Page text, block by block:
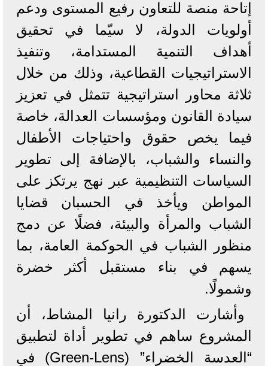
إتاحة منصة للتعاون رفيع المستوى ودعم
أولويات الدولة، لا سيّما في تحقيق
أهداف التنمية المستدامة، وتنفيذ
الاستراتيجيات القطاعية، وذلك من خلال
ثلاثة محاور استراتيجية تتمثل في تعزيز
سيادة القانون ومؤسسات العدالة، خاصة
فيما يخص حقوق واحتياجات الأطفال
والنساء والشباب، بالإضافة إلى تطوير
السياسات التنظيمية عبر نهج يرتكز على
المواطن ويأخذ في الحسبان قضايا
الشباب والمرأة والبيئة، فضلًا عن دمج
منظور الشباب في الحوكمة العامة، بما
يسهم في بناء مستقبل أكثر خضرة
وشمولًا.
وأشارت الدكتورة رانيا المشاط، أن
المشروع ساهم في تطوير أداة لتطبيق
“العدسة الخضراء” (Green-Lens) في